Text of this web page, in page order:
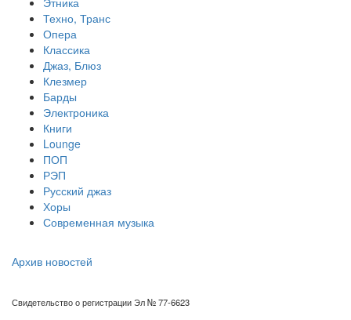
Техно, Транс
Опера
Классика
Джаз, Блюз
Клезмер
Барды
Электроника
Книги
Lounge
ПОП
РЭП
Русский джаз
Хоры
Современная музыка
Архив новостей
Свидетельство о регистрации Эл № 77-6623